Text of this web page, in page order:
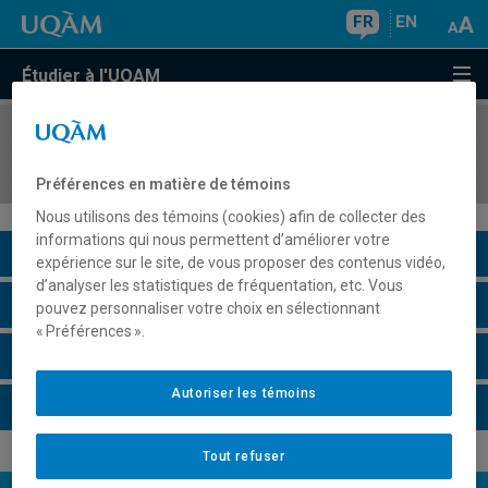
FR EN
Étudier à l'UQAM
COURS//
Description du cours
Horaire - Été 2026
Préférences en matière de témoins
Nous utilisons des témoins (cookies) afin de collecter des
informations qui nous permettent d’améliorer votre
expérience sur le site, de vous proposer des contenus vidéo,
d’analyser les statistiques de fréquentation, etc. Vous
pouvez personnaliser votre choix en sélectionnant
« Préférences ».
Tout refuser
Autoriser les témoins